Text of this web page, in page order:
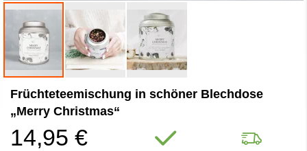
Anfang
Bildergalerie
springen
Früchteteemischung in schöner Blechdose
„Merry Christmas“
14,95 €